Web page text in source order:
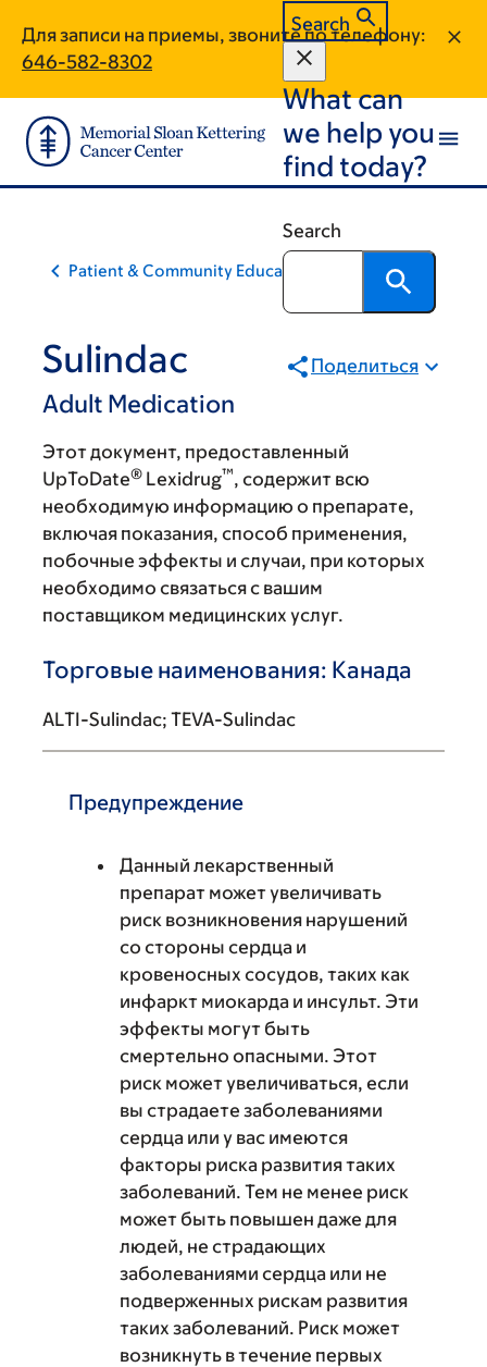
main
content
footer
Для записи на приемы, звоните по телефону:
646-582-8302
Search
What can
we help you
find today?
Search
Patient & Community Education
Sulindac
Adult Medication
Поделиться
Этот документ, предоставленный
UpToDate® Lexidrug™, содержит всю
необходимую информацию о препарате,
включая показания, способ применения,
побочные эффекты и случаи, при которых
необходимо связаться с вашим
поставщиком медицинских услуг.
Торговые наименования: Канада
ALTI-Sulindac; TEVA-Sulindac
Предупреждение
Данный лекарственный
препарат может увеличивать
риск возникновения нарушений
со стороны сердца и
кровеносных сосудов, таких как
инфаркт миокарда и инсульт. Эти
эффекты могут быть
смертельно опасными. Этот
риск может увеличиваться, если
вы страдаете заболеваниями
сердца или у вас имеются
факторы риска развития таких
заболеваний. Тем не менее риск
может быть повышен даже для
людей, не страдающих
заболеваниями сердца или не
подверженных рискам развития
таких заболеваний. Риск может
возникнуть в течение первых